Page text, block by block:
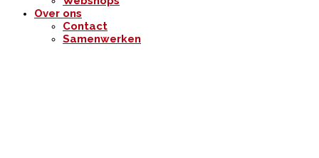
Over ons
Contact
Samenwerken